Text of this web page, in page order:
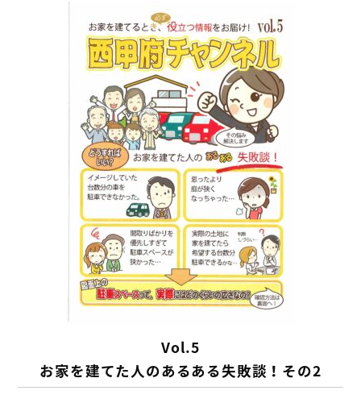
Vol.5
お家を建てた人のあるある失敗談！その2